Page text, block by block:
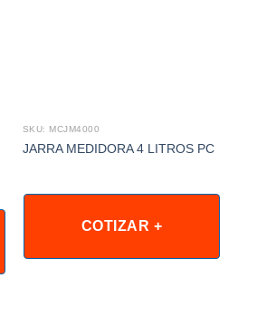
SKU: MCJM4000
JARRA MEDIDORA 4 LITROS PC
COTIZAR +